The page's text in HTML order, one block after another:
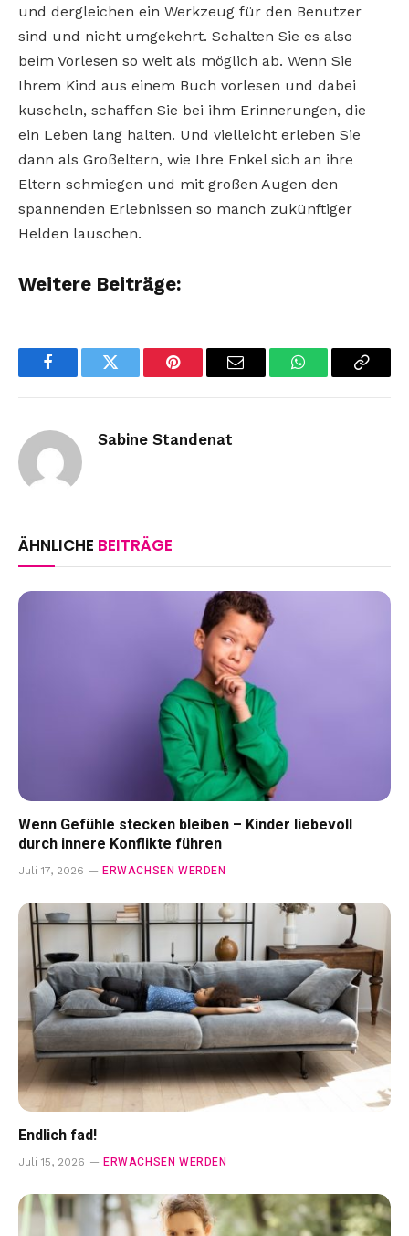
und dergleichen ein Werkzeug für den Benutzer
sind und nicht umgekehrt. Schalten Sie es also
beim Vorlesen so weit als möglich ab. Wenn Sie
Ihrem Kind aus einem Buch vorlesen und dabei
kuscheln, schaffen Sie bei ihm Erinnerungen, die
ein Leben lang halten. Und vielleicht erleben Sie
dann als Großeltern, wie Ihre Enkel sich an ihre
Eltern schmiegen und mit großen Augen den
spannenden Erlebnissen so manch zukünftiger
Helden lauschen.
Weitere Beiträge:
FacebookTwitter Pinterest Email WhatsAppCopy
Sabine Standenat
ÄHNLICHE BEITRÄGE
Wenn Gefühle stecken bleiben – Kinder liebevoll
durch innere Konflikte führen
Juli 17, 2026 ERWACHSEN WERDEN
Endlich fad!
Juli 15, 2026 ERWACHSEN WERDEN